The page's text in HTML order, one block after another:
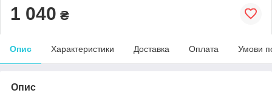
1 040 ₴
Опис Характеристики Доставка Оплата Умови
Опис